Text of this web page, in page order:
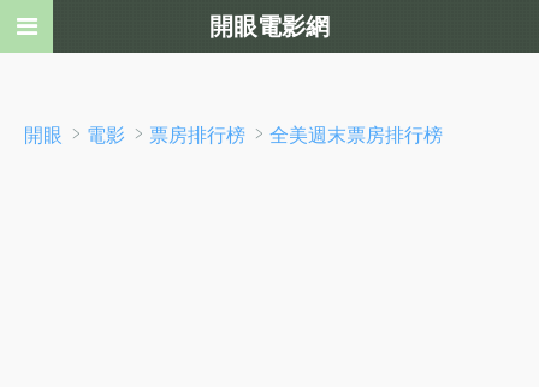
開眼 ﹥ 電影 ﹥ 票房排行榜 ﹥ 全美週末票房排行榜
開眼電影網